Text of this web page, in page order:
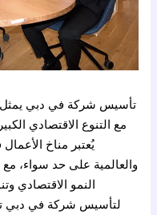
تأسيس شركة في دبي يمثل
مع التنوع الاقتصادي
يُعتبر مناخ
والعالمية على حد سواء،
النمو الاقتصادي
لتأسيس شركة في دبي